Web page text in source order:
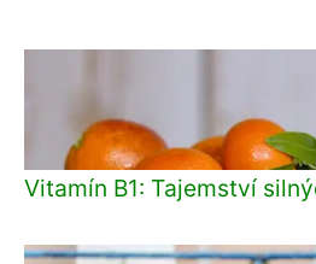
Vitamín B1: Tajemství